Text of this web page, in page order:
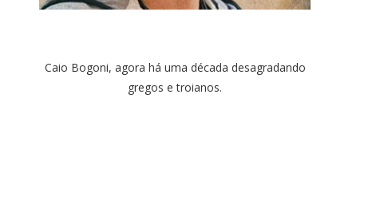
Caio Bogoni, agora há uma década desagradando
gregos e troianos.